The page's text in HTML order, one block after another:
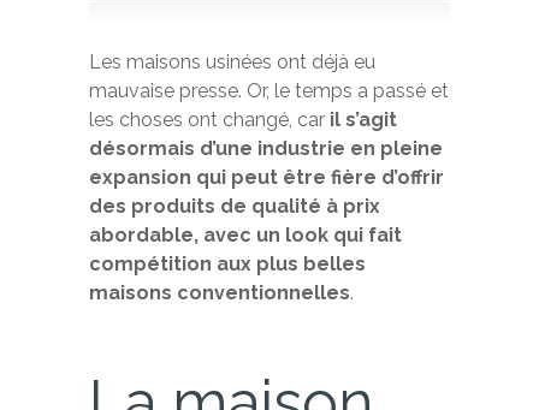
Les maisons usinées ont déjà eu
mauvaise presse. Or, le temps a passé et
les choses ont changé, car il s’agit
désormais d’une industrie en pleine
expansion qui peut être fière d’offrir
des produits de qualité à prix
abordable, avec un look qui fait
compétition aux plus belles
maisons conventionnelles.